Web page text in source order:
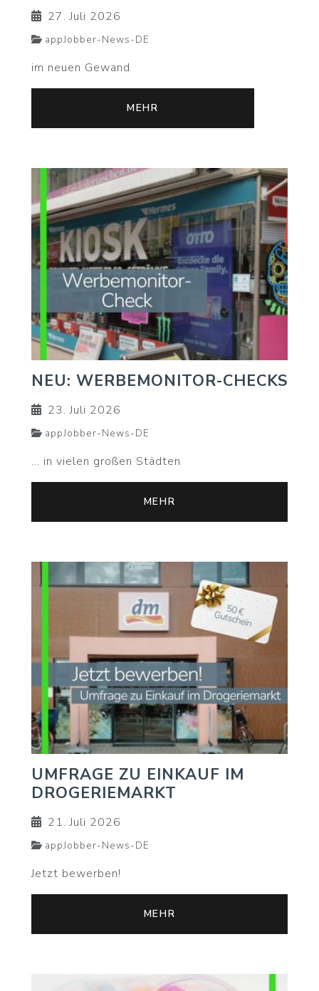
27. Juli 2026
appJobber-News-DE
im neuen Gewand
MEHR
NEU: WERBEMONITOR-CHECKS
23. Juli 2026
appJobber-News-DE
... in vielen großen Städten
MEHR
UMFRAGE ZU EINKAUF IM
DROGERIEMARKT
21. Juli 2026
appJobber-News-DE
Jetzt bewerben!
MEHR